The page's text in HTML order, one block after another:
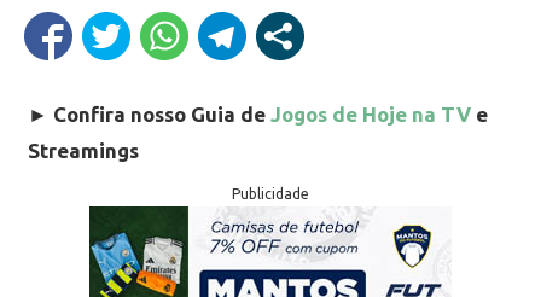
► Confira nosso Guia de Jogos de Hoje na TV e
Streamings
Publicidade